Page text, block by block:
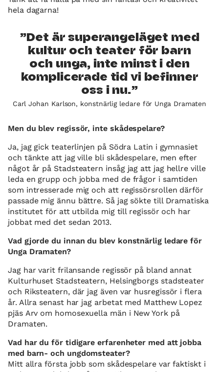
hela dagarna!
Det är superangeläget med
kultur och teater för barn
och unga, inte minst i den
komplicerade tid vi befinner
oss i nu.
Carl Johan Karlson, konstnärlig ledare för Unga Dramaten
Men du blev regissör, inte skådespelare?
Ja, jag gick teaterlinjen på Södra Latin i gymnasiet
och tänkte att jag ville bli skådespelare, men efter
något år på Stadsteatern insåg jag att jag hellre ville
leda en grupp och jobba med de frågor i samtiden
som intresserade mig och att regissörsrollen därför
passade mig ännu bättre. Så jag sökte till Dramatiska
institutet för att utbilda mig till regissör och har
jobbat med det sedan 2013.
Vad gjorde du innan du blev konstnärlig ledare för
Unga Dramaten?
Jag har varit frilansande regissör på bland annat
Kulturhuset Stadsteatern, Helsingborgs stadsteater
och Riksteatern, där jag även var husregissör i flera
år. Allra senast har jag arbetat med Matthew Lopez
pjäs Arv om homosexuella män i New York på
Dramaten.
Vad har du för tidigare erfarenheter med att jobba
med barn- och ungdomsteater?
Mitt allra första jobb som skådespelare var faktiskt i